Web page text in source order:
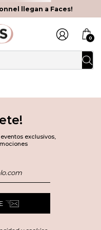
llegan a Faces!
0
exclusivos,